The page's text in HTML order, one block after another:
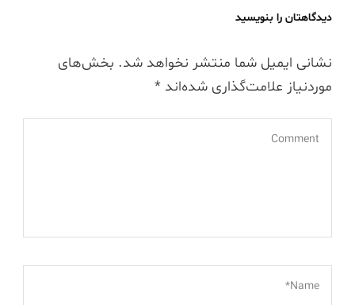
دیدگاهتان را بنویسید
نشانی ایمیل شما منتشر نخواهد شد. بخش‌های
موردنیاز علامت‌گذاری شده‌اند *